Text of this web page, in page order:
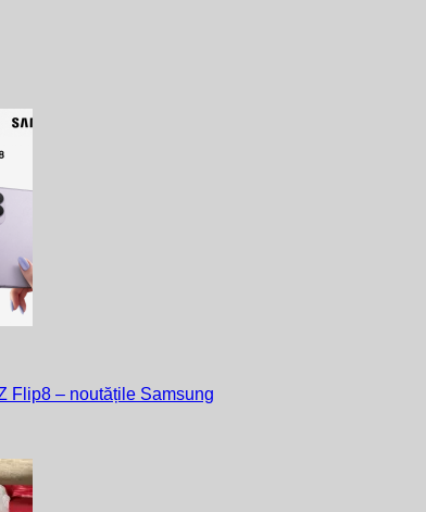
Flip8 – noutățile Samsung